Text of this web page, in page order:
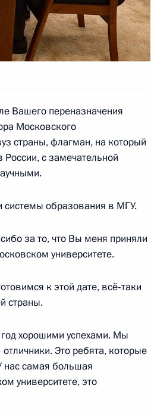
клубов
Вашего переназначения
Московского
страны, флагман, на который
с замечательной
системы образования в МГУ.
за то, что Вы меня приняли
университете.
к этой дате, всё‑таки
страны.
год хорошими успехами. Мы
Это ребята, которые
нас самая большая
университете, это